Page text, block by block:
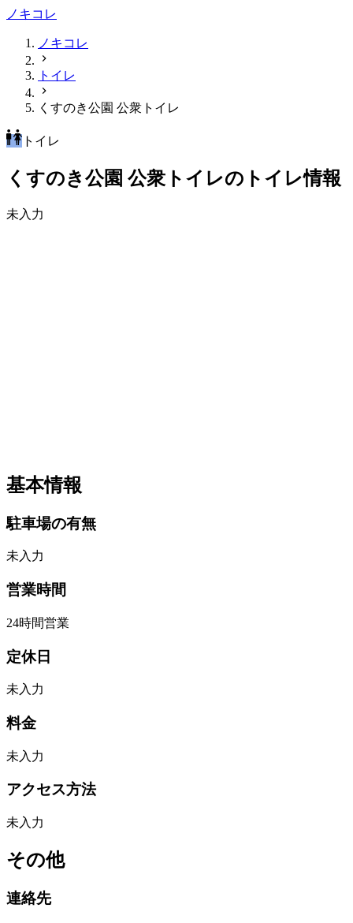
ノキコレ
ノキコレ
トイレ
くすのき公園 公衆トイレ
トイレ
くすのき公園 公衆トイレのトイレ情報
未入力
基本情報
駐車場の有無
未入力
営業時間
24時間営業
定休日
未入力
料金
未入力
アクセス方法
未入力
その他
連絡先